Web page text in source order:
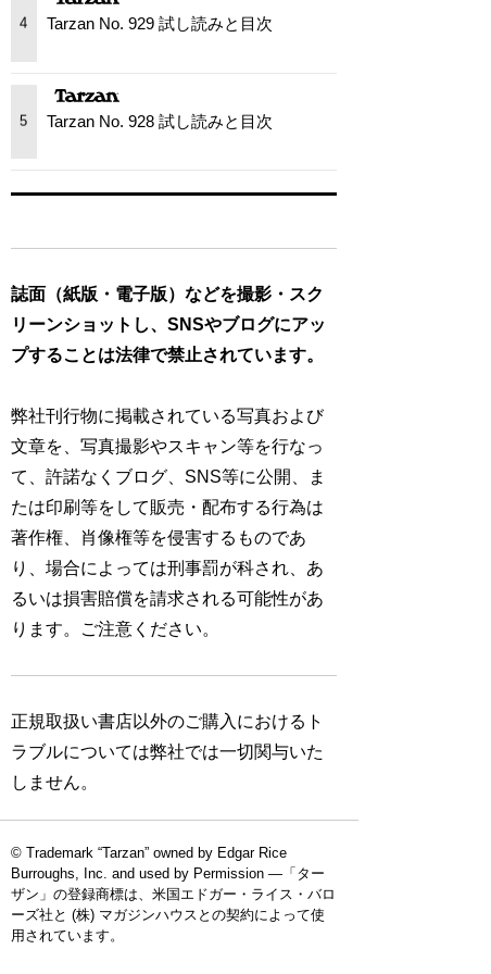
No. 924 No. 923
4 Tarzan No. 929 試し読みと目次
5 Tarzan No. 928 試し読みと目次
誌面（紙版・電子版）などを撮影・スク
リーンショットし、SNSやブログにアッ
プすることは法律で禁止されています。
弊社刊行物に掲載されている写真および
文章を、写真撮影やスキャン等を行なっ
て、許諾なくブログ、SNS等に公開、ま
たは印刷等をして販売・配布する行為は
著作権、肖像権等を侵害するものであ
り、場合によっては刑事罰が科され、あ
るいは損害賠償を請求される可能性があ
ります。ご注意ください。
正規取扱い書店以外のご購入におけるト
ラブルについては弊社では一切関与いた
しません。
© Trademark “Tarzan” owned by Edgar Rice
Burroughs, Inc. and used by Permission —「ター
ザン」の登録商標は、米国エドガー・ライス・バロ
ーズ社と (株) マガジンハウスとの契約によって使
用されています。